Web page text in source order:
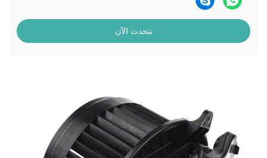
نتحدث الآن